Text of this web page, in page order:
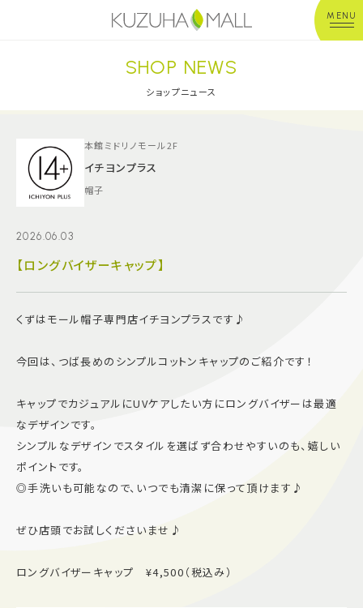
MENU
年中無休平 日：10:00~20:00
※店舗により異なる
ショップガイド
イベント
よくあるご質問
スタッフ募集
SHOP NEWS
ショップニュース
本館ミドリノモール2F
イチヨンプラス
帽子
2026.06.03
【ロングバイザーキャップ】
くずはモール帽子専門店イチヨンプラスです♪
今回は、つば長めのシンプルコットンキャップのご紹介です！
キャップでカジュアルにUVケアしたい方にロングバイザーは最適
なデザインです。
シンプルなデザインでスタイルを選ばず合わせやすいのも、嬉しい
ポイントです。
◎手洗いも可能なので、いつでも清潔に保って頂けます♪
ぜひ店頭でお試しくださいませ♪
ロングバイザーキャップ ¥4,500（税込み）